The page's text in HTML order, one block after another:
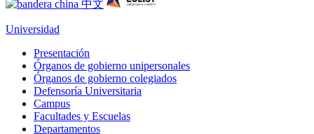
Universidad
Presentación
Órganos de gobierno unipersonales
Órganos de gobierno colegiados
Defensoría Universitaria
Campus
Facultades y Escuelas
Departamentos